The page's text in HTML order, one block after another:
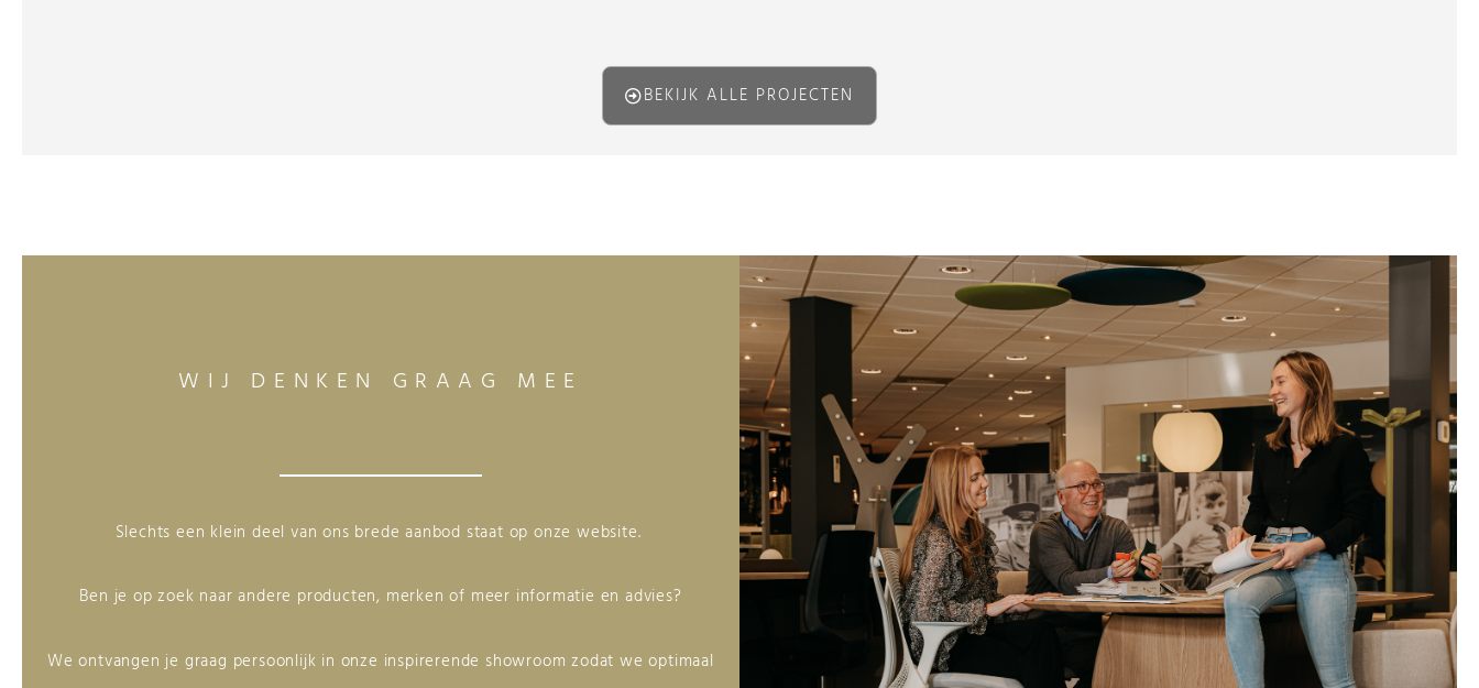
BEKIJK ALLE PROJECTEN
WIJ DENKEN GRAAG MEE
Slechts een klein deel van ons brede aanbod staat op onze website.
Ben je op zoek naar andere producten, merken of meer informatie en advies?
We ontvangen je graag persoonlijk in onze inspirerende showroom zodat we optimaal